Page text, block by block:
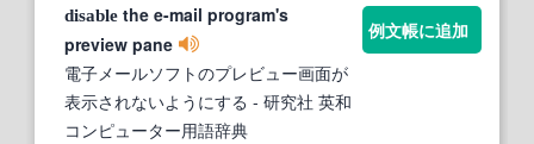
disable the e-mail program's
preview pane
電子メールソフトのプレビュー画面が
表示されないようにする - 研究社 英和
コンピューター用語辞典
例文帳に追加